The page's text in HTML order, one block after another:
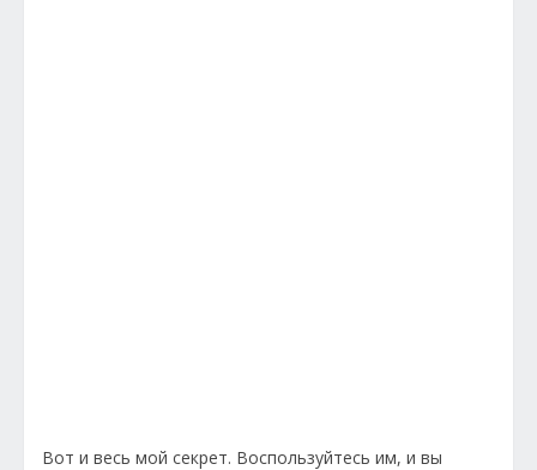
Вот и весь мой секрет. Воспользуйтесь им, и вы